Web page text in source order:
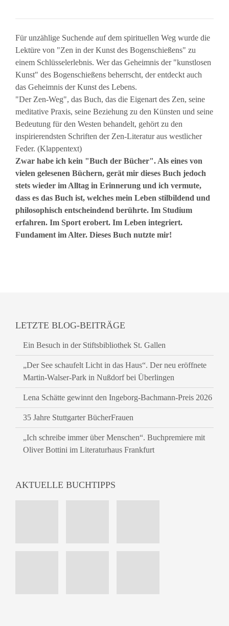
Für unzählige Suchende auf dem spirituellen Weg wurde die
Lektüre von "Zen in der Kunst des Bogenschießens" zu
einem Schlüsselerlebnis. Wer das Geheimnis der "kunstlosen
Kunst" des Bogenschießens beherrscht, der entdeckt auch
das Geheimnis der Kunst des Lebens.
"Der Zen-Weg", das Buch, das die Eigenart des Zen, seine
meditative Praxis, seine Beziehung zu den Künsten und seine
Bedeutung für den Westen behandelt, gehört zu den
inspirierendsten Schriften der Zen-Literatur aus westlicher
Feder. (Klappentext)
Zwar habe ich kein "Buch der Bücher". Als eines von
vielen gelesenen Büchern, gerät mir dieses Buch jedoch
stets wieder im Alltag in Erinnerung und ich vermute,
dass es das Buch ist, welches mein Leben stilbildend und
philosophisch entscheindend berührte. Im Studium
erfahren. Im Sport erobert. Im Leben integriert.
Fundament im Alter. Dieses Buch nutzte mir!
LETZTE BLOG-BEITRÄGE
Ein Besuch in der Stiftsbibliothek St. Gallen
„Der See schaufelt Licht in das Haus“. Der neu eröffnete
Martin-Walser-Park in Nußdorf bei Überlingen
Lena Schätte gewinnt den Ingeborg-Bachmann-Preis 2026
35 Jahre Stuttgarter BücherFrauen
„Ich schreibe immer über Menschen“. Buchpremiere mit
Oliver Bottini im Literaturhaus Frankfurt
AKTUELLE BUCHTIPPS